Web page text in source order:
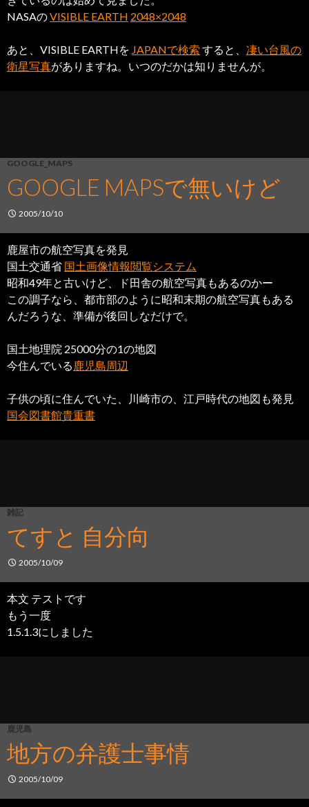
NASAのVISIBLE EARTH 2048×2048
あと、VISIBLE EARTHを JAPANで検索 すると、 凄い台風の
衛星写真がありますね。いつのだかは知りませんが。
GOOGLE_MAPS
GOOGLE MAPSで無いけど
2005/10/10
鹿屋市の航空写真を発見
国土交通省 国土画像情報閲覧システム
昭和49年と古いけど、ド田舎の航空写真もあるのかー
この調子なら、都市部のように昭和末期の航空写真もある
んだろうな、準備が後回しなだけで。
国土地理院 25000分の1の地図
今住んでいる 鹿児島周辺
子供の頃に住んでいた、川崎市の、江戸時代の地図も発見
国会図書館貴重書
雑記
てすと 自分向
2005/10/09
本文 テストです
もう一度
1.5.1.3にしました
鹿児島
地方の弁護士事情
2005/10/09